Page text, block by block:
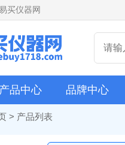
买仪器网
产品中心 品牌中心
> 产品列表